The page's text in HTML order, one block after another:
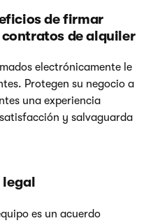
de firmar
de alquiler
electrónicamente le
Protegen su negocio a
una experiencia
y salvaguarda
es un acuerdo